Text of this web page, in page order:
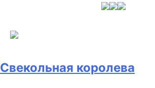
Свекольная королева